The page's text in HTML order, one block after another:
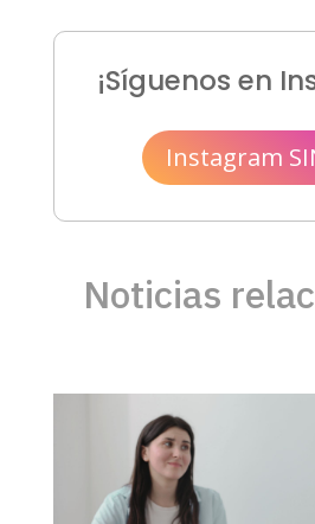
¡Síguenos en
Instagram
Noticias